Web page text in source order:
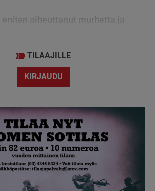
aiheuttanut murhetta ja
TILAAJILLE
KIRJAUDU